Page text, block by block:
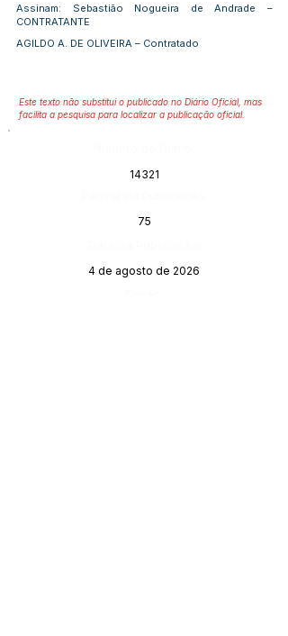
Assinam: Sebastião Nogueira de Andrade –
CONTRATANTE
AGILDO A. DE OLIVEIRA – Contratado
Este texto não substitui o publicado no Diário Oficial, mas
facilita a pesquisa para localizar a publicação oficial.
14321
75
4 de agosto de 2026